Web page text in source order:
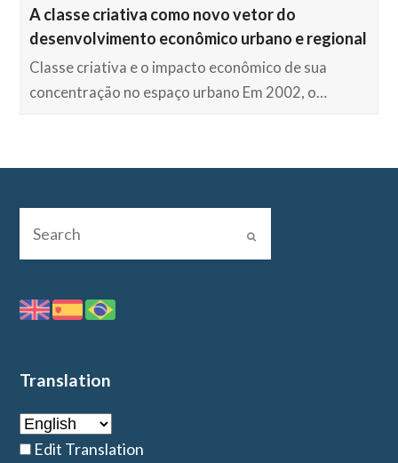
A classe criativa como novo vetor do
desenvolvimento econômico urbano e regional
Classe criativa e o impacto econômico de sua
concentração no espaço urbano Em 2002, o…
Translation
Edit Translation